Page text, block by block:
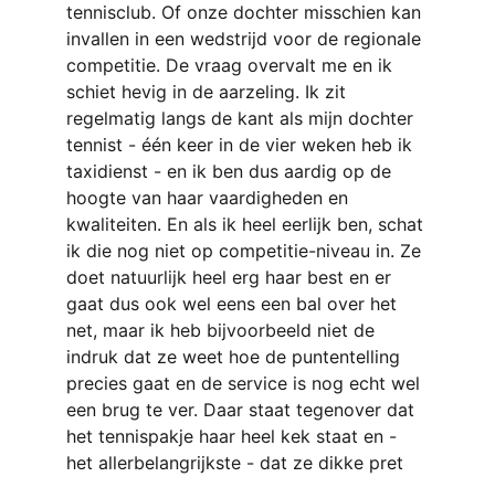
tennisclub. Of onze dochter misschien kan
invallen in een wedstrijd voor de regionale
competitie. De vraag overvalt me en ik
schiet hevig in de aarzeling. Ik zit
regelmatig langs de kant als mijn dochter
tennist - één keer in de vier weken heb ik
taxidienst - en ik ben dus aardig op de
hoogte van haar vaardigheden en
kwaliteiten. En als ik heel eerlijk ben, schat
ik die nog niet op competitie-niveau in. Ze
doet natuurlijk heel erg haar best en er
gaat dus ook wel eens een bal over het
net, maar ik heb bijvoorbeeld niet de
indruk dat ze weet hoe de puntentelling
precies gaat en de service is nog echt wel
een brug te ver. Daar staat tegenover dat
het tennispakje haar heel kek staat en -
het allerbelangrijkste - dat ze dikke pret